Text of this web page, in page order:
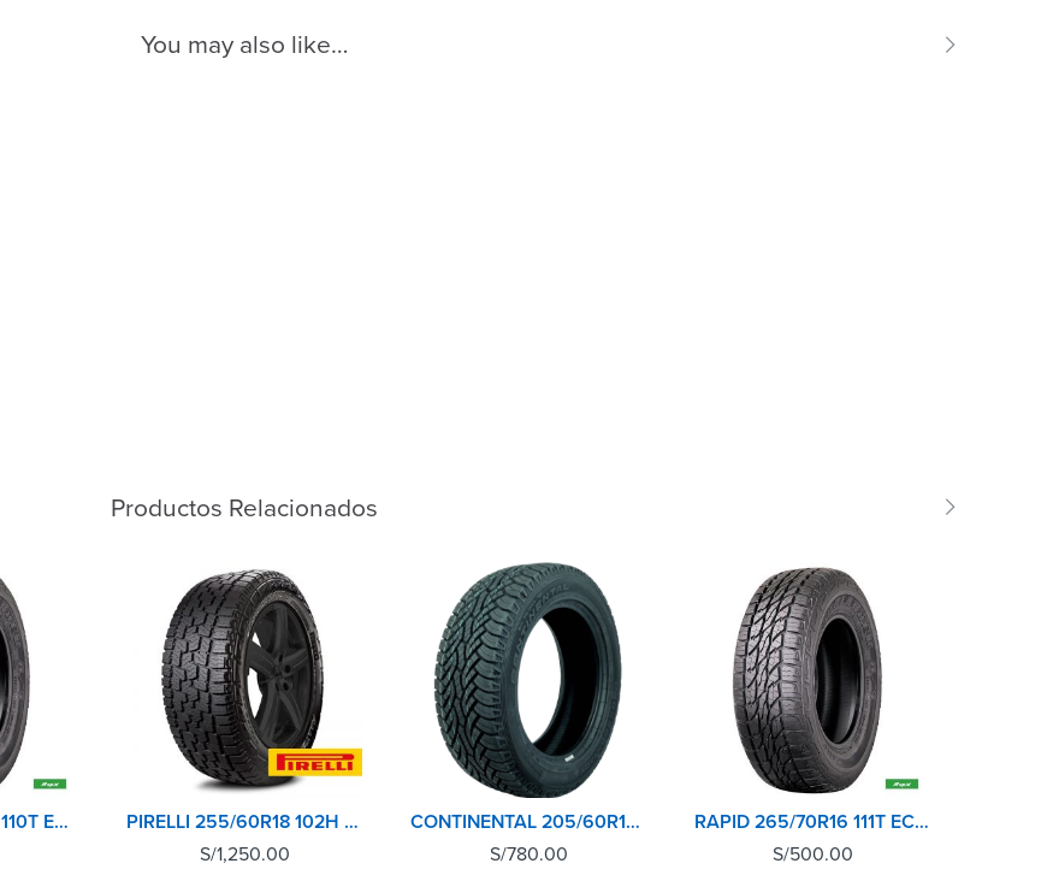
You may also like…
Productos Relacionados
RAPID 265/65R17 110T ECOLANDER AT
PIRELLI 255/60R18 102H SCORPION A/T+
S/1,250.00
CONTINENTAL 205/60R15 91H CROSSCONTACT AT
S/780.00
RAPID 265/70R16 111T ECOLANDER AT
S/500.00